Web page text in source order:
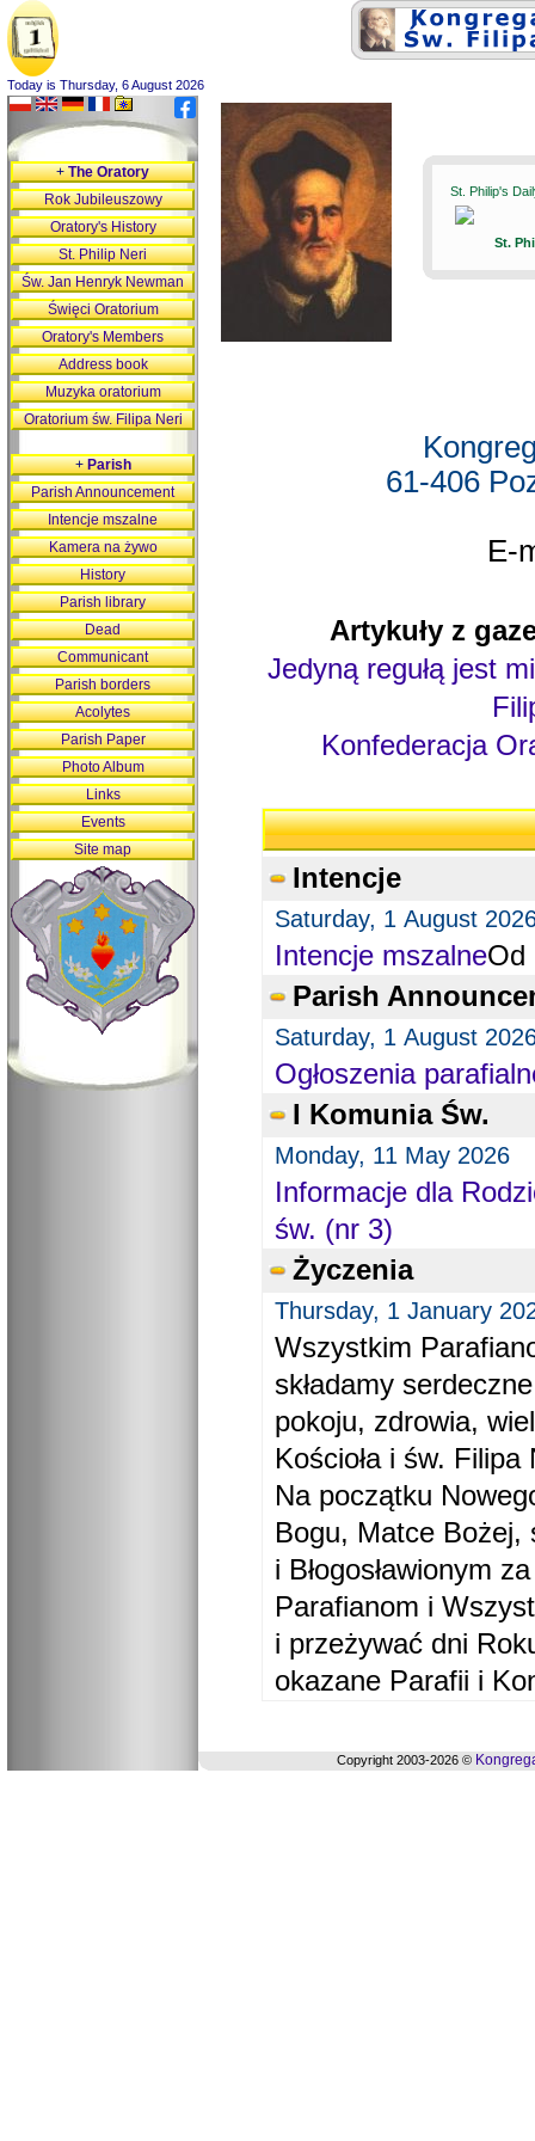
Today is Thursday, 6 August 2026
St. Philip's
St.
61-406
E-
Artykuły z
Jedyną regułą jest
Konfederacja
Intencje
Saturday, 1 August
Intencje mszalneOd
Parish
Saturday, 1 August
Ogłoszenia
I Komunia Św.
Monday, 11 May 2026
Informacje dla
św. (nr 3)
Życzenia
Thursday, 1 January
Wszystkim
składamy
pokoju, zdrowia,
Kościoła i św. Filipa
Na początku
Bogu, Matce Bożej,
i Błogosławionym
Parafianom i
i przeżywać dni
okazane Parafii i
+The Oratory
Rok Jubileuszowy
Oratory's History
St. Philip Neri
Św. Jan Henryk Newman
Święci Oratorium
Oratory's Members
Address book
Muzyka oratorium
Oratorium św. Filipa Neri
+Parish
Parish Announcement
Intencje mszalne
Kamera na żywo
History
Parish library
Dead
Communicant
Parish borders
Acolytes
Parish Paper
Photo Album
Links
Events
Site map
Copyright 2003-2026 ©